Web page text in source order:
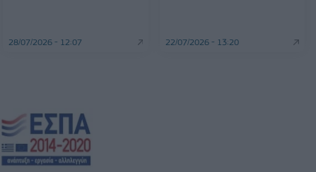
28/07/2026 - 12:07 22/07/2026 - 13:20